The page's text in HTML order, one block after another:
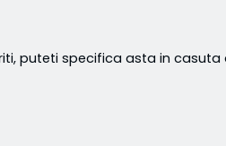
puteti specifica asta in casuta